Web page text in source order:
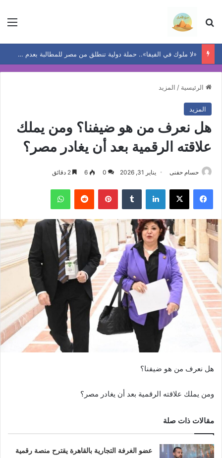
بحث عن
«لا ملوك في الفيفا».. حملة دولية تنطلق من مصر للمطالبة بعدم إعادة انتخاب إنفانتينو لولاية جديدة
الرئيسية / المزيد
المزيد
هل نعرف من هو ضيفنا؟ ومن يملك
علاقته الرقمية بعد أن يغادر مصر؟
حسام حفنى يناير 31, 2026 0
6
فيسبوك ‫X لينكدإن بينتيريست واتساب
هل نعرف من هو ضيفنا؟
ومن يملك علاقته الرقمية بعد أن يغادر مصر؟
مقالات ذات صلة
عضو الغرفة التجارية بالقاهرة يقترح منصة رقمية